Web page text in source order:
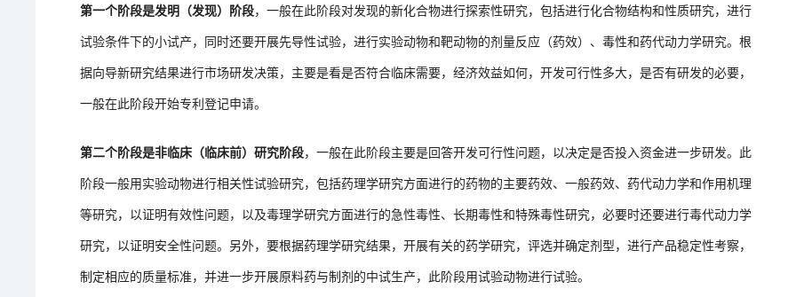
第一个阶段是发明（发现）阶段，一般在此阶段对发现的新化合物进行探索性研究，包括进行化合物结构和性质研究，进行
试验条件下的小试产，同时还要开展先导性试验，进行实验动物和靶动物的剂量反应（药效）、毒性和药代动力学研究。根
据向导新研究结果进行市场研发决策，主要是看是否符合临床需要，经济效益如何，开发可行性多大，是否有研发的必要，
一般在此阶段开始专利登记申请。
第二个阶段是非临床（临床前）研究阶段，一般在此阶段主要是回答开发可行性问题，以决定是否投入资金进一步研发。此
阶段一般用实验动物进行相关性试验研究，包括药理学研究方面进行的药物的主要药效、一般药效、药代动力学和作用机理
等研究，以证明有效性问题，以及毒理学研究方面进行的急性毒性、长期毒性和特殊毒性研究，必要时还要进行毒代动力学
研究，以证明安全性问题。另外，要根据药理学研究结果，开展有关的药学研究，评选并确定剂型，进行产品稳定性考察，
制定相应的质量标准，并进一步开展原料药与制剂的中试生产，此阶段用试验动物进行试验。